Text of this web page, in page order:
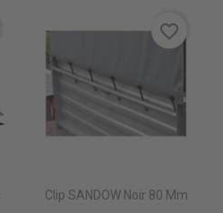
Clip SANDOW Noir 80 Mm
favorite_border